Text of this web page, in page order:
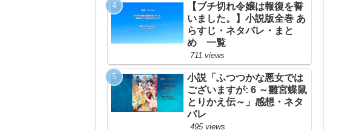
【ブチ切れ令嬢は報復を誓
いました。】小説版全巻 あ
らすじ・ネタバレ・まと
め 一覧
711 views
小説「ふつつかな悪女では
ございますが: 6 ～雛宮蝶鼠
とりかえ伝～」感想・ネタ
バレ
495 views